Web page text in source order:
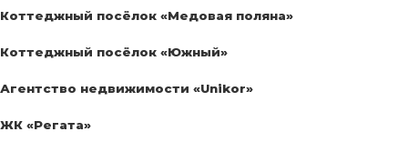
Коттеджный посёлок «Медовая поляна»
Коттеджный посёлок «Южный»
Агентство недвижимости «Unikor»
ЖК «Регата»